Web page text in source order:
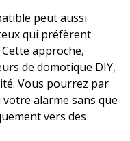
peut aussi
qui préfèrent
approche,
de domotique DIY,
Vous pourrez par
alarme sans que
vers des